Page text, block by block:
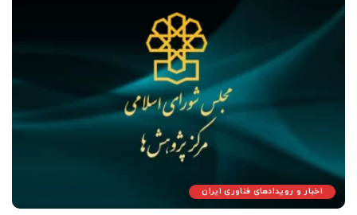
اخبار و رویدادهای فناوری ایران